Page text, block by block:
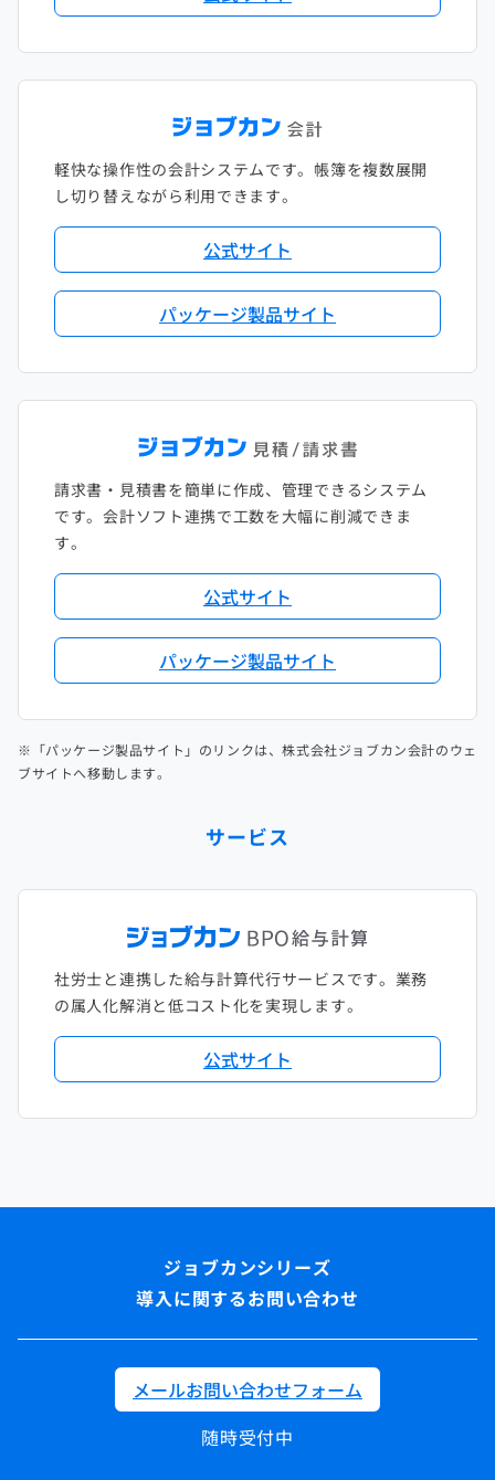
軽快な操作性の会計システムです。帳簿を複数展開
し切り替えながら利用できます。
公式サイト
パッケージ製品サイト
請求書・見積書を簡単に作成、管理できるシステム
です。会計ソフト連携で工数を大幅に削減できま
す。
公式サイト
パッケージ製品サイト
※「パッケージ製品サイト」のリンクは、株式会社ジョブカン会計のウェ
ブサイトへ移動します。
サービス
社労士と連携した給与計算代行サービスです。業務
の属人化解消と低コスト化を実現します。
公式サイト
導入に関するお問い合わせ
メールお問い合わせフォーム
随時受付中